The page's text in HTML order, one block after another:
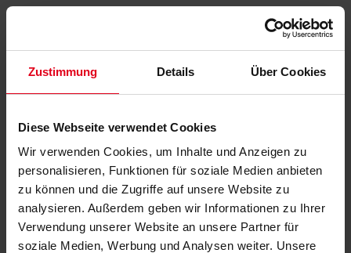
Zustimmung Details Über Cookies
Diese Webseite verwendet Cookies
Wir verwenden Cookies, um Inhalte und Anzeigen zu
personalisieren, Funktionen für soziale Medien anbieten
zu können und die Zugriffe auf unsere Website zu
analysieren. Außerdem geben wir Informationen zu Ihrer
Verwendung unserer Website an unsere Partner für
soziale Medien, Werbung und Analysen weiter. Unsere